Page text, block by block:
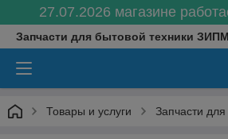
27.07.2026 магазине
Запчасти для бытовой техники
Товары и услуги Запчасти